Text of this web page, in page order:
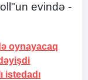
evində -
oynayacaq
istedadı